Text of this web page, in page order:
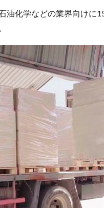
油化学などの業界向けに